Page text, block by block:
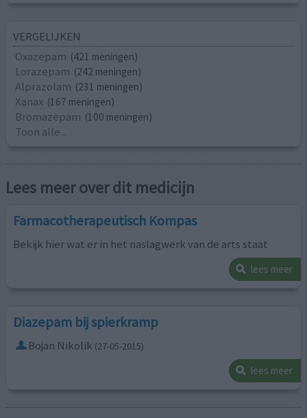
VERGELIJKEN
Oxazepam (421 meningen)
Lorazepam (242 meningen)
Alprazolam (231 meningen)
Xanax (167 meningen)
Bromazepam (100 meningen)
Toon alle...
Lees meer over dit medicijn
Farmacotherapeutisch Kompas
Bekijk hier wat er in het naslagwerk van de arts staat
lees meer
Diazepam bij spierkramp
Bojan Nikolik (27-05-2015)
lees meer